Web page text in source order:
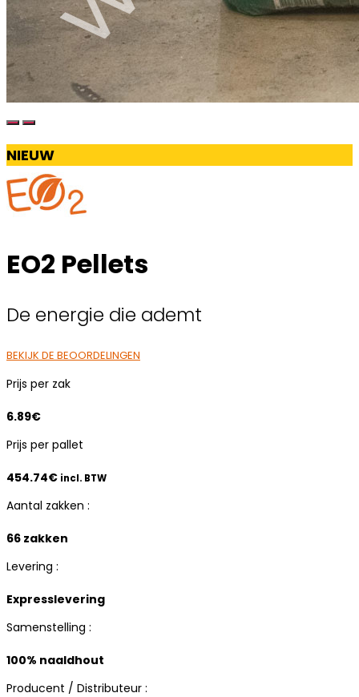
NIEUW
EO2 Pellets
De energie die ademt
BEKIJK DE BEOORDELINGEN
Prijs per zak
6.89€
Prijs per pallet
454.74€ incl. BTW
Aantal zakken :
66 zakken
Levering :
Expresslevering
Samenstelling :
100% naaldhout
Producent / Distributeur :